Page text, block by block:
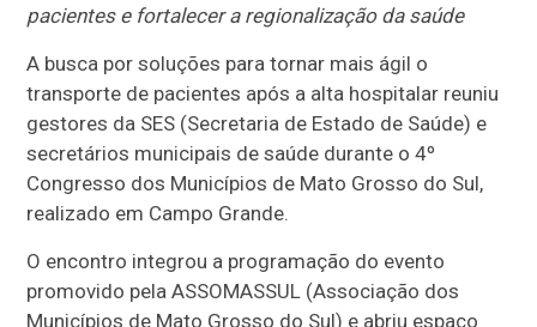
pacientes e fortalecer a regionalização da saúde
A busca por soluções para tornar mais ágil o
transporte de pacientes após a alta hospitalar reuniu
gestores da SES (Secretaria de Estado de Saúde) e
secretários municipais de saúde durante o 4º
Congresso dos Municípios de Mato Grosso do Sul,
realizado em Campo Grande.
O encontro integrou a programação do evento
promovido pela ASSOMASSUL (Associação dos
Municípios de Mato Grosso do Sul) e abriu espaço